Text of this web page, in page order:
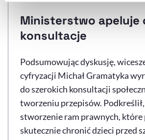
Ministerstwo apeluje
konsultacje
Podsumowując dyskusję,
cyfryzacji Michał Gramatyka
do szerokich konsultacji
tworzeniu przepisów.
stworzenie ram prawnych, które
skutecznie chronić dzieci przed